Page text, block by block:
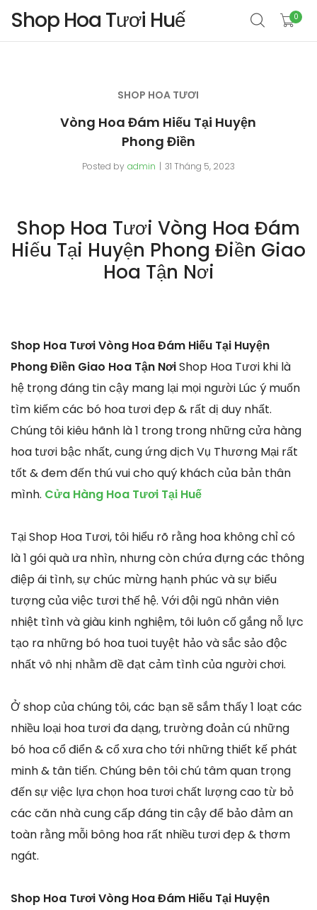
Shop Hoa Tươi Huế 0
SHOP HOA TƯƠI
Vòng Hoa Đám Hiếu Tại Huyện
Phong Điền
Posted by admin 31 Tháng 5, 2023
Shop Hoa Tươi Vòng Hoa Đám
Hiếu Tại Huyện Phong Điền Giao
Hoa Tận Nơi
Shop Hoa Tươi Vòng Hoa Đám Hiếu Tại Huyện
Phong Điền Giao Hoa Tận NơiShop Hoa Tươi khi là
hệ trọng đáng tin cậy mang lại mọi người Lúc ý muốn
tìm kiếm các bó hoa tươi đẹp & rất dị duy nhất.
Chúng tôi kiêu hãnh là 1 trong trong những cửa hàng
hoa tươi bậc nhất, cung ứng dịch Vụ Thương Mại rất
tốt & đem đến thú vui cho quý khách của bản thân
mình. Cửa Hàng Hoa Tươi Tại Huế
Tại Shop Hoa Tươi, tôi hiểu rõ rằng hoa không chỉ có
là 1 gói quà ưa nhìn, nhưng còn chứa đựng các thông
điệp ái tình, sự chúc mừng hạnh phúc và sự biểu
tượng của việc tươi thế hệ. Với đội ngũ nhân viên
nhiệt tình và giàu kinh nghiệm, tôi luôn cố gắng nỗ lực
tạo ra những bó hoa tuoi tuyệt hảo và sắc sảo độc
nhất vô nhị nhằm đề đạt cảm tình của người chơi.
Ở shop của chúng tôi, các bạn sẽ sắm thấy 1 loạt các
nhiều loại hoa tươi đa dạng, trường đoản cú những
bó hoa cổ điển & cổ xưa cho tới những thiết kế phát
minh & tân tiến. Chúng bên tôi chú tâm quan trọng
đến sự việc lựa chọn hoa tươi chất lượng cao từ bỏ
các căn nhà cung cấp đáng tin cậy để bảo đảm an
toàn rằng mỗi bông hoa rất nhiều tươi đẹp & thơm
ngát.
Shop Hoa Tươi Vòng Hoa Đám Hiếu Tại Huyện